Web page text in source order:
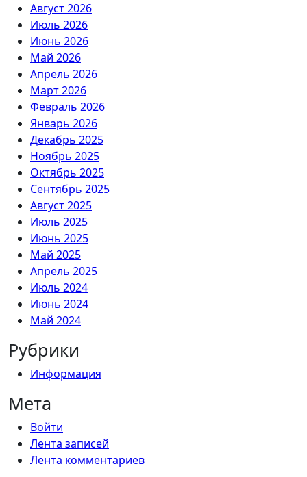
Август 2026
Июль 2026
Июнь 2026
Май 2026
Апрель 2026
Март 2026
Февраль 2026
Январь 2026
Декабрь 2025
Ноябрь 2025
Октябрь 2025
Сентябрь 2025
Август 2025
Июль 2025
Июнь 2025
Май 2025
Апрель 2025
Июль 2024
Июнь 2024
Май 2024
Рубрики
Информация
Мета
Войти
Лента записей
Лента комментариев